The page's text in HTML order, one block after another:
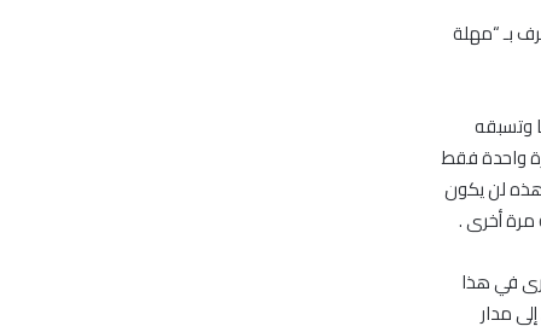
بـ “مهلة
وتسبقه
واحدة فقط
هذه لن يكون
أخرى في هذا
مدار